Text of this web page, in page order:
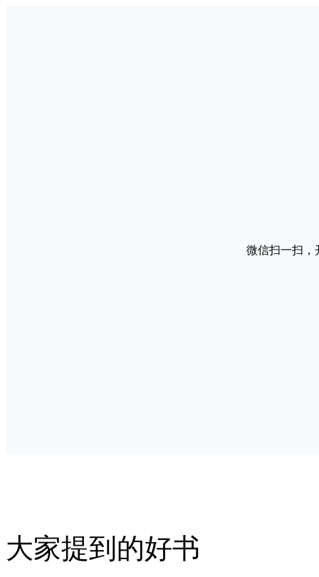
微信扫一扫，
大家提到的好书